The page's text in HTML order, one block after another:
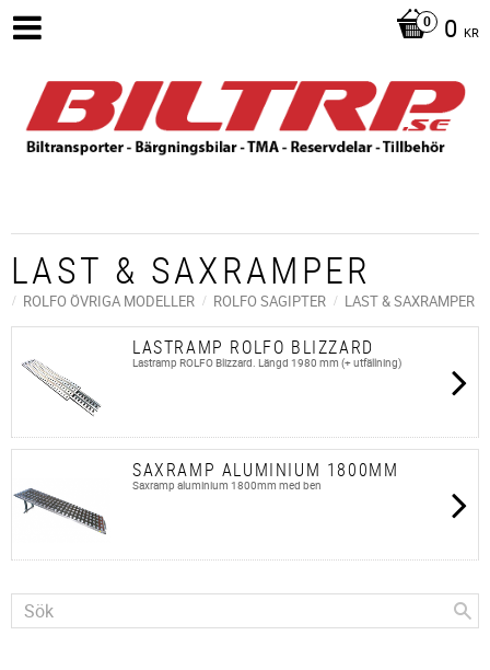
0 KR
LAST & SAXRAMPER
ROLFO ÖVRIGA MODELLER ROLFO SAGIPTER LAST & SAXRAMPER
LASTRAMP ROLFO BLIZZARD
Lastramp ROLFO Blizzard. Längd 1980 mm (+ utfällning)
SAXRAMP ALUMINIUM 1800MM
Saxramp aluminium 1800mm med ben